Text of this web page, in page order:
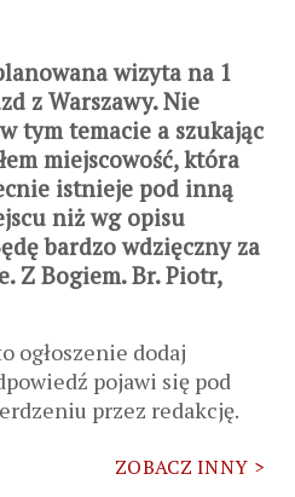
wizyta na 1
z Warszawy. Nie
tym temacie a szukając
miejscowość, która
istnieje pod inną
niż wg opisu
bardzo wdzięczny za
Z Bogiem. Br. Piotr,
ogłoszenie dodaj
pojawi się pod
przez redakcję.
ZOBACZ INNY >